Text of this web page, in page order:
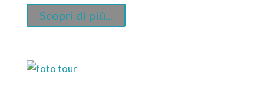
Scopri di più...